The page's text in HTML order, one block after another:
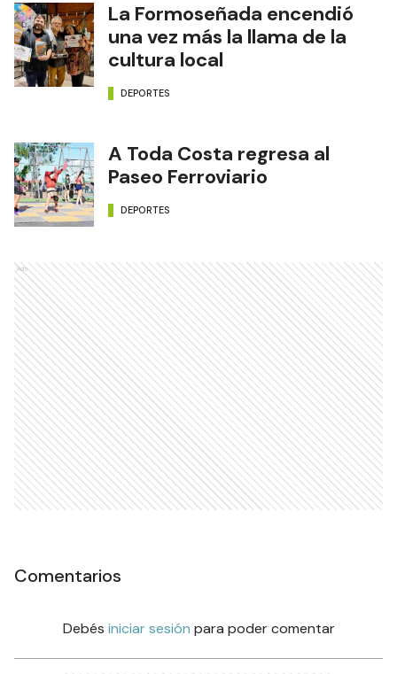
La Formoseñada encendió
una vez más la llama de la
cultura local
DEPORTES
A Toda Costa regresa al
Paseo Ferroviario
DEPORTES
Ads
Comentarios
Debés iniciar sesión para poder comentar